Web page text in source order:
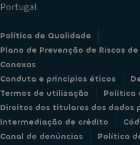
Portugal
Política de Qualidade
Plano de Prevenção de Riscos
Conexas
Conduta e princípios éticos
Termos de utilização
Política
Direitos dos titulares dos dados
Intermediação de crédito
Canal de denúncias
Política